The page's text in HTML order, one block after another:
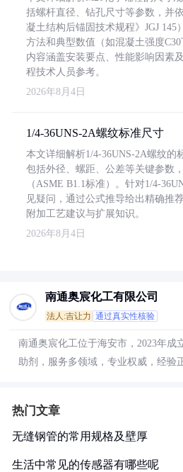
括螺杆直径、钻孔尺寸等参数，并
凝土结构后锚固技术规程》JGJ 145
方法和典型数值（如混凝土强度C30
内容涵盖安装要点、性能影响因素
程技术人员参考。
2026年8月4日
1/4-36UNS-2A螺纹标准尺寸
本文详细解析1/4-36UNS-2A螺纹的
包括外径、螺距、公差等关键参数
（ASME B1.1标准）。针对1/4-
见疑问，通过公式推导给出精确推
附加工艺建议与扩展知识。
2026年8月4日
南通奥宸化工有限公司
法人:吉让力 通过真实性核验
南通奥宸化工位于海安市，2023年成
助剂，服务多领域，专业权威，经验
热门文章
无缝钢管的常用规格及壁厚
生活中常见的传感器有哪些呢